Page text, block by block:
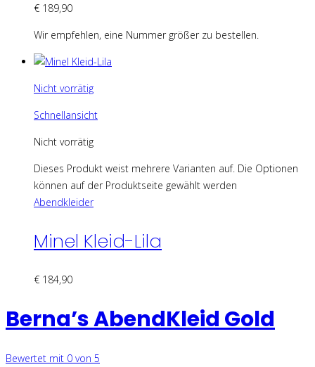
€ 189,90
Wir empfehlen, eine Nummer größer zu bestellen.
Nicht vorrätig
Schnellansicht
Nicht vorrätig
Dieses Produkt weist mehrere Varianten auf. Die Optionen
können auf der Produktseite gewählt werden
Abendkleider
Minel Kleid-Lila
€ 184,90
Berna’s AbendKleid Gold
Bewertet mit 0 von 5